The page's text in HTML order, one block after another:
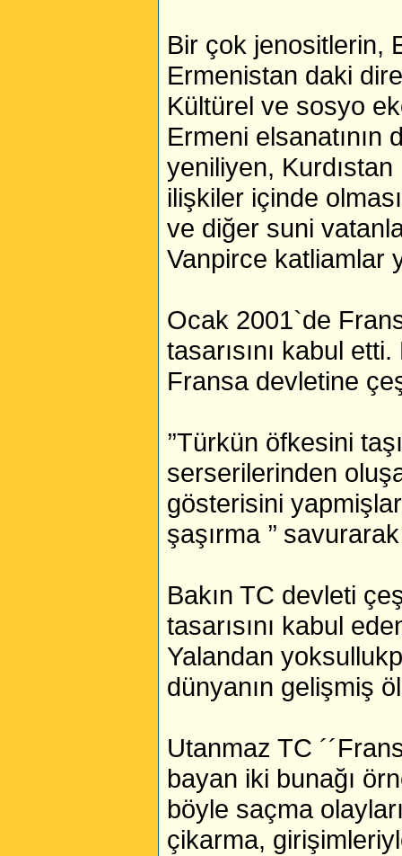
Bir çok jenositlerin,
Ermenistan daki
Kültürel ve sosyo
Ermeni
yeniliyen,
ilişkiler içinde
ve diğer suni
Vanpirce katliamlar
Ocak 2001`de
tasarısını kabul
Fransa devletine
’’Türkün öfkesini
serserilerinden
gösterisini
şaşırma ’’
Bakın TC devleti
tasarısını kabul
Yalandan
dünyanın gelişmiş
Utanmaz TC
bayan iki bunağı
böyle saçma
çikarma,